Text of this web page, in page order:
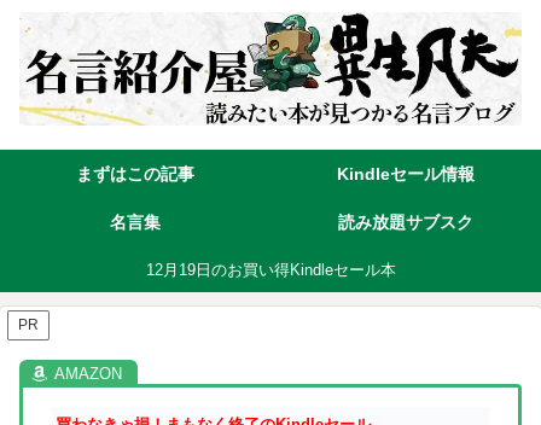
まずはこの記事 Kindleセール情報
名言集 読み放題サブスク
12月19日のお買い得Kindleセール本
PR